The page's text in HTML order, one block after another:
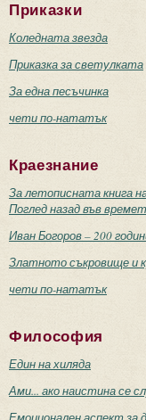
Приказки
Коледната звезда
Приказка за светулката
За една песъчинка
чети по-нататък
Краезнание
За летописната книга
Поглед назад във
Иван Богоров – 200
Златното съкровище и
чети по-нататък
Философия
Един на хиляда
Ами... ако наистина се